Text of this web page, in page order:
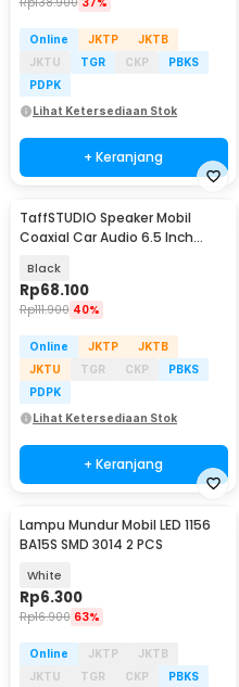
Online JKTP
JKTB
JKTU
TGR CKP
PBKS
PDPK
Lihat Ketersediaan Stok
+ Keranjang
TaffSTUDIO Speaker Mobil
Coaxial Car Audio 6.5 Inch
Black
Rp68.100
Rp111.900 40%
Online JKTP
JKTB
JKTU
TGR CKP
PBKS
PDPK
Lihat Ketersediaan Stok
+ Keranjang
Lampu Mundur Mobil LED 1156
BA15S SMD 3014 2 PCS
White
Rp6.300
Rp16.900 63%
Online JKTP
JKTB
JKTU
TGR CKP
PBKS